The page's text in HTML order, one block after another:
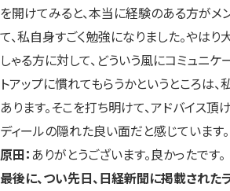
を開けてみると、本当に経験のある方がメ
て、私自身すごく勉強になりました。やは
しゃる方に対して、どういう風にコミュニケ
トアップに慣れてもらうかというところは
あります。そこを打ち明けて、アドバイス頂
ディールの隠れた良い面だと感じています。
原田： ありがとうございます。良かったです。
――最後に、つい先日、日経新聞に掲載され